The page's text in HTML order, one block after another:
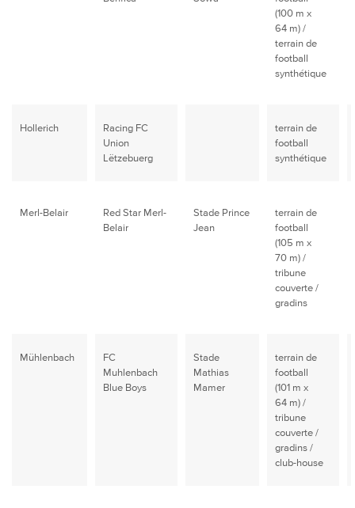
(100 m x
64 m) /
terrain de
football
synthétique
Hollerich
Racing FC
Union
Lëtzebuerg
terrain de
football
synthétique
Merl-Belair
Red Star Merl-
Belair
Stade Prince
Jean
terrain de
football
(105 m x
70 m) /
tribune
couverte /
gradins
Mühlenbach
FC
Muhlenbach
Blue Boys
Stade
Mathias
Mamer
terrain de
football
(101 m x
64 m) /
tribune
couverte /
gradins /
club-house